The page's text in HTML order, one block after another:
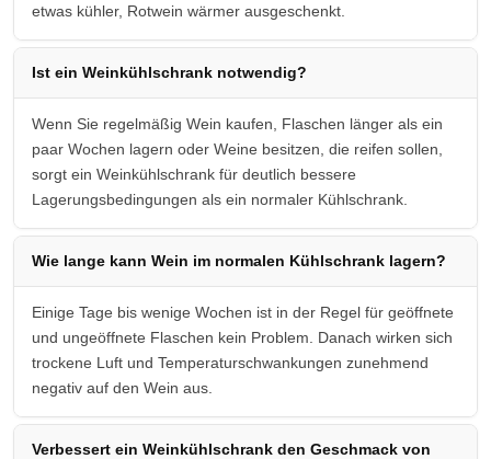
etwas kühler, Rotwein wärmer ausgeschenkt.
Ist ein Weinkühlschrank notwendig?
Wenn Sie regelmäßig Wein kaufen, Flaschen länger als ein
paar Wochen lagern oder Weine besitzen, die reifen sollen,
sorgt ein Weinkühlschrank für deutlich bessere
Lagerungsbedingungen als ein normaler Kühlschrank.
Wie lange kann Wein im normalen Kühlschrank lagern?
Einige Tage bis wenige Wochen ist in der Regel für geöffnete
und ungeöffnete Flaschen kein Problem. Danach wirken sich
trockene Luft und Temperaturschwankungen zunehmend
negativ auf den Wein aus.
Verbessert ein Weinkühlschrank den Geschmack von